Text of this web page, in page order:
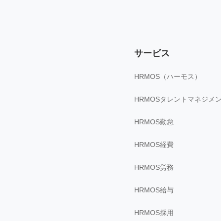
サービス
HRMOS（ハーモス）
HRMOSタレントマネジメ
HRMOS勤怠
HRMOS経費
HRMOS労務
HRMOS給与
HRMOS採用